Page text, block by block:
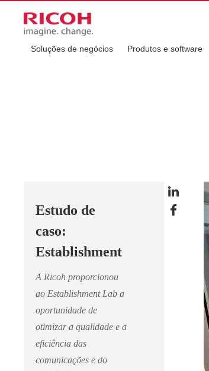
Soluções de negócios Produtos e software
Estudo de
caso:
Establishment
A Ricoh proporcionou
ao Establishment Lab a
oportunidade de
otimizar a qualidade e a
eficiência das
comunicações e do